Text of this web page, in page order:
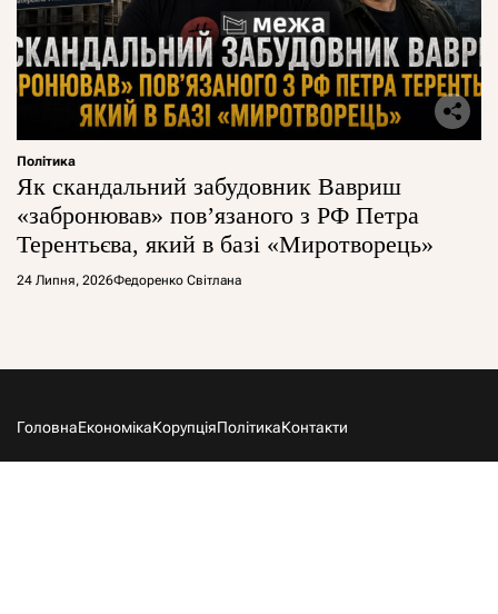
Політика
Як скандальний забудовник Вавриш
«забронював» повʼязаного з РФ Петра
Терентьєва, який в базі «Миротворець»
24 Липня, 2026Федоренко Світлана
ГоловнаЕкономікаКорупціяПолітикаКонтакти